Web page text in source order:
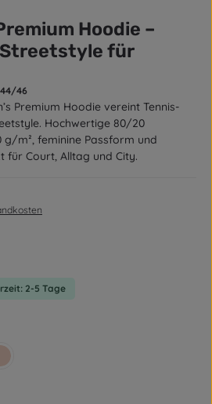
Hoodie –
Streetstyle für
46
Premium Hoodie vereint Tennis-
Hochwertige 80/20
g/m², feminine Passform und
für Court, Alltag und City.
von 0 von 5 Sternen
2-5 Tage
rose